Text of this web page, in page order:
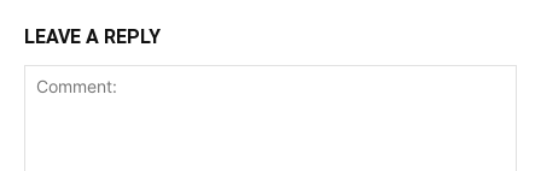
LEAVE A REPLY